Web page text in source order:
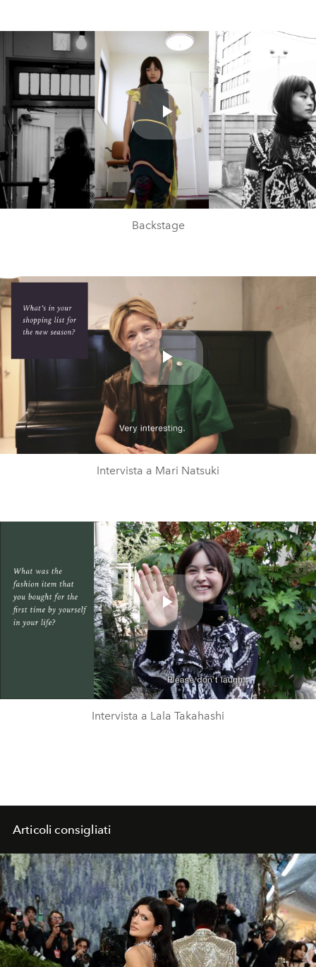
Play
Video
Backstage
Play
Video
Intervista a Mari Natsuki
Play
Video
Intervista a Lala Takahashi
Articoli consigliati